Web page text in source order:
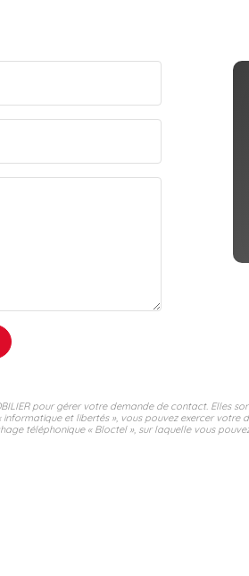
pour gérer votre demande de contact. Elles
et libertés », vous pouvez exercer
téléphonique « Bloctel », sur laquelle vous